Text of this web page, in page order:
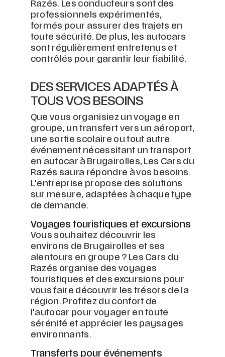
Razés. Les conducteurs sont des
professionnels expérimentés,
formés pour assurer des trajets en
toute sécurité. De plus, les autocars
sont régulièrement entretenus et
contrôlés pour garantir leur fiabilité.
DES SERVICES ADAPTÉS À
TOUS VOS BESOINS
Que vous organisiez un voyage en
groupe, un transfert vers un aéroport,
une sortie scolaire ou tout autre
événement nécessitant un transport
en autocar à Brugairolles, Les Cars du
Razés saura répondre à vos besoins.
L'entreprise propose des solutions
sur mesure, adaptées à chaque type
de demande.
Voyages touristiques et excursions
Vous souhaitez découvrir les
environs de Brugairolles et ses
alentours en groupe ? Les Cars du
Razés organise des voyages
touristiques et des excursions pour
vous faire découvrir les trésors de la
région. Profitez du confort de
l'autocar pour voyager en toute
sérénité et apprécier les paysages
environnants.
Transferts pour événements